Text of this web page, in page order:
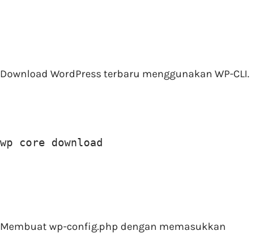
Download WordPress terbaru menggunakan WP-CLI.
wp core download
Membuat wp-config.php dengan memasukkan